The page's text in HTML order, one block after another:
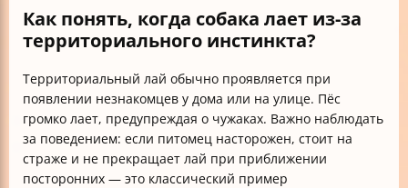
Как понять, когда собака лает из-за
территориального инстинкта?
Территориальный лай обычно проявляется при
появлении незнакомцев у дома или на улице. Пёс
громко лает, предупреждая о чужаках. Важно наблюдать
за поведением: если питомец насторожен, стоит на
страже и не прекращает лай при приближении
посторонних — это классический пример